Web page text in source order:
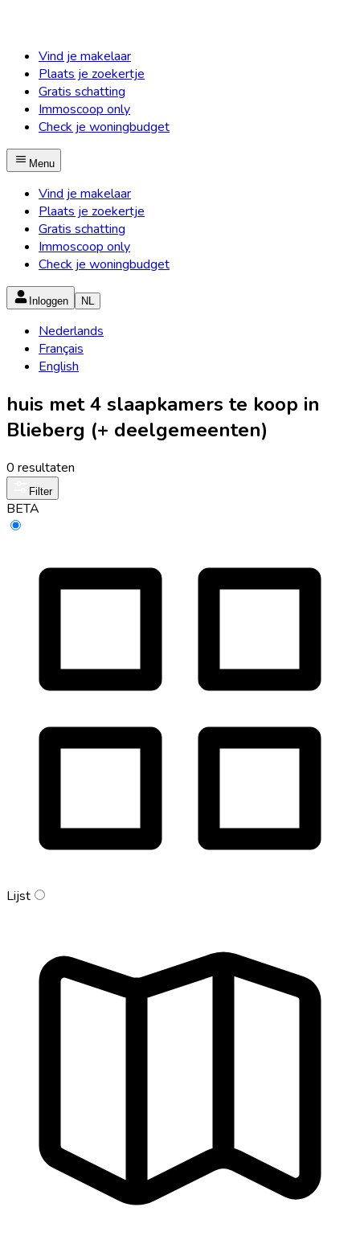
Vind je makelaar
Plaats je zoekertje
Gratis schatting
Immoscoop only
Check je woningbudget
Menu
Vind je makelaar
Plaats je zoekertje
Gratis schatting
Immoscoop only
Check je woningbudget
Inloggen NL
Nederlands
Français
English
huis met 4 slaapkamers te koop in
Blieberg (+ deelgemeenten)
0 resultaten
Filter
BETA
Lijst